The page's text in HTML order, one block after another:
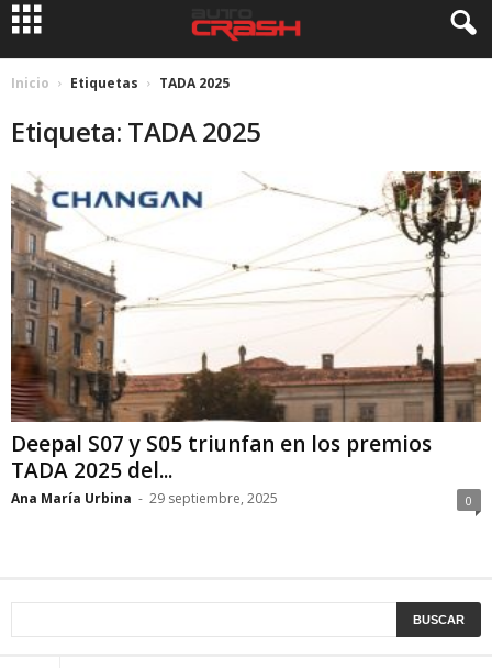
Inicio Etiquetas TADA 2025
Etiqueta: TADA 2025
Deepal S07 y S05 triunfan en los premios
TADA 2025 del...
Ana María Urbina - 29 septiembre, 2025 0